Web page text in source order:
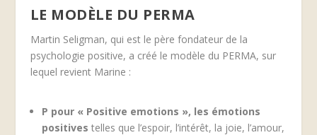
LE MODÈLE DU PERMA
Martin Seligman, qui est le père fondateur de la
psychologie positive, a créé le modèle du PERMA, sur
lequel revient Marine :
P pour « Positive emotions », les émotions
positives telles que l’espoir, l’intérêt, la joie, l’amour,